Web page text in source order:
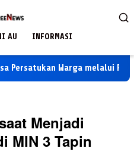
AU INFORMASI
Warga melalui
Menjadi
MIN 3 Tapin